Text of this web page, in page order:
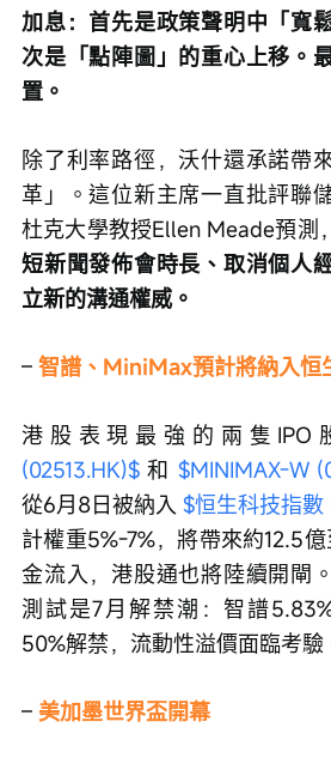
加息：首先是政策聲明中「寬
次是「點陣圖」的重心上移。
置。
除了利率路徑，沃什還承諾帶
革」。這位新主席一直批評聯
杜克大學教授Ellen Meade預測，
短新聞發佈會時長、取消個人
立新的溝通權威。
– 智譜、MiniMax預計將納入恒
港股表現最強的兩隻
(02513.HK)$ 和 $MINIMAX-W
從6月8日被納入 $恒生科技指
計權重5%-7%，將帶來約12.5
金流入，港股通也將陸續開閘
測試是7月解禁潮：智譜
50%解禁，流動性溢價面臨考驗
– 美加墨世界盃開幕